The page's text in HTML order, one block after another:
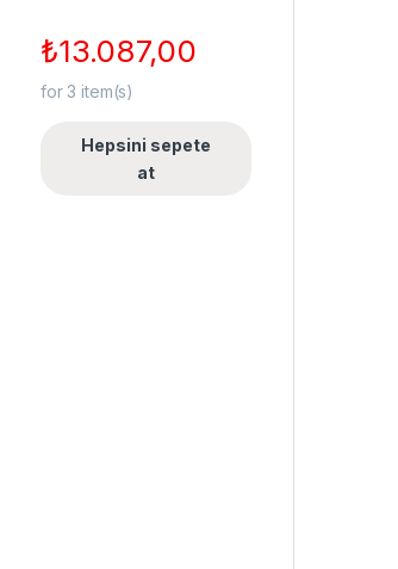
₺13.087,00
for3 item(s)
Hepsini sepete
at